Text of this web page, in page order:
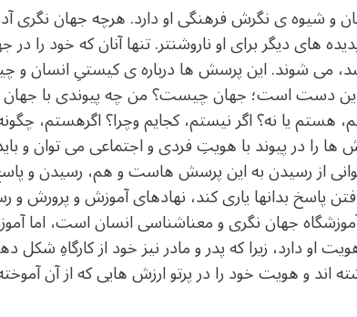
و شیوه ی نگرش فرهنگی او دارد. هرچه جهان نگری
های دیگر برای او ناروشن­تر. تنها آنان که خود را در
می شوند. این پرسش ها درباره ی کیستیِ انسان و
دست است؛ جهان چیست؟ من چه پیوندی با جهان
هستم یا نه؟ اگر نیستم، کجایم وچرا؟ اگرهستم،
را در پیوند با هویتِ فردی و اجتماعی می توان و
از رسیدن به این پرسش هاست و هم، رسیدن و
پاسخ بدانها یاری کند، نهادهای آموزش و پرورش و
جهان نگری و معناشناسی انسان است، اما
دارد، زیرا که پدر و مادر نیز خود از کارگاهِ شکل
و هویت خود را در پرتو ارزش هایی که از آن